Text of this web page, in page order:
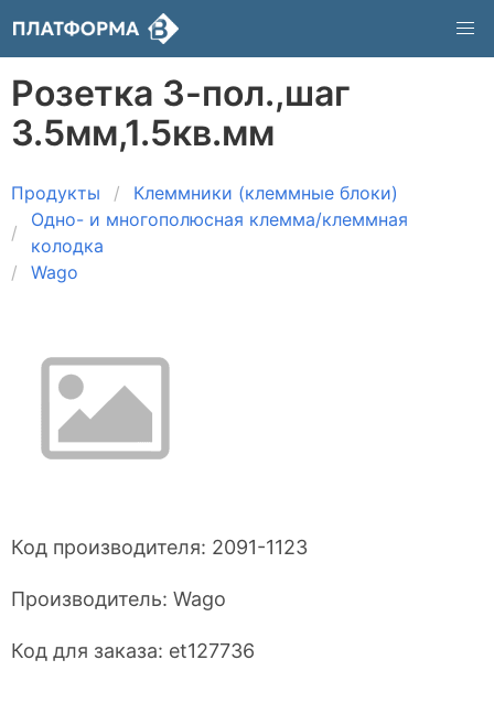
Розетка 3-пол.,шаг
3.5мм,1.5кв.мм
Продукты
Клеммники (клеммные блоки)
Одно- и многополюсная клемма/клеммная
колодка
Wago
Код производителя: 2091-1123
Производитель: Wago
Код для заказа: et127736